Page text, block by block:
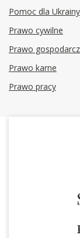
Pomoc dla Ukrainy
Prawo cywilne
Prawo
Prawo karne
Prawo pracy